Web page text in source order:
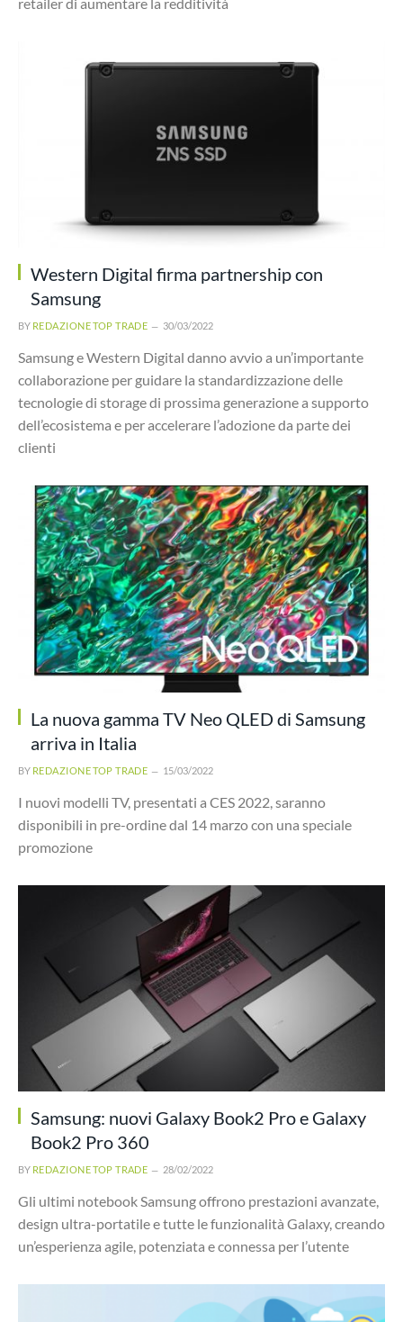
Western Digital firma partnership con
Samsung
BY REDAZIONE TOP TRADE 30/03/2022
Samsung e Western Digital danno avvio a un’importante
collaborazione per guidare la standardizzazione delle
tecnologie di storage di prossima generazione a supporto
dell’ecosistema e per accelerare l’adozione da parte dei
clienti
La nuova gamma TV Neo QLED di Samsung
arriva in Italia
BY REDAZIONE TOP TRADE 15/03/2022
I nuovi modelli TV, presentati a CES 2022, saranno
disponibili in pre-ordine dal 14 marzo con una speciale
promozione
Samsung: nuovi Galaxy Book2 Pro e Galaxy
Book2 Pro 360
BY REDAZIONE TOP TRADE 28/02/2022
Gli ultimi notebook Samsung offrono prestazioni avanzate,
design ultra-portatile e tutte le funzionalità Galaxy, creando
un’esperienza agile, potenziata e connessa per l’utente